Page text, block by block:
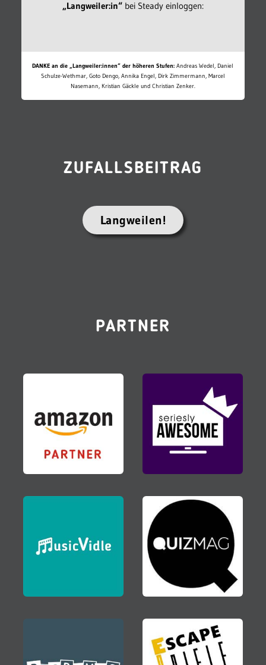
„Langweiler:in“bei Steady einloggen:
DANKE an die „Langweiler:innen“ der höheren Stufen: Andreas Wedel, Daniel
Schulze-Wethmar, Goto Dengo, Annika Engel, Dirk Zimmermann, Marcel
Nasemann, Kristian Gäckle und Christian Zenker.
ZUFALLSBEITRAG
Langweilen!
PARTNER